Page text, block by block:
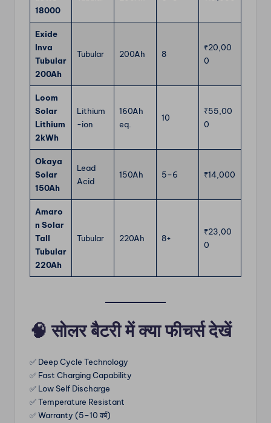
18000
Exide
Inva
Tubular
200Ah
Tubular 200Ah 8
₹20,00
0
Loom
Solar
Lithium
2kWh
Lithium
-ion
160Ah
eq.
10
₹55,00
0
Okaya
Solar
150Ah
Lead
Acid
150Ah 5–6 ₹14,000
Amaro
n Solar
Tall
Tubular
220Ah
Tubular 220Ah 8+
₹23,00
0
🧠सोलर बैटरी में क्या फीचर्स देखें
✅ Deep Cycle Technology
✅ Fast Charging Capability
✅ Low Self Discharge
✅ Temperature Resistant
✅ Warranty (5–10 वर्ष)